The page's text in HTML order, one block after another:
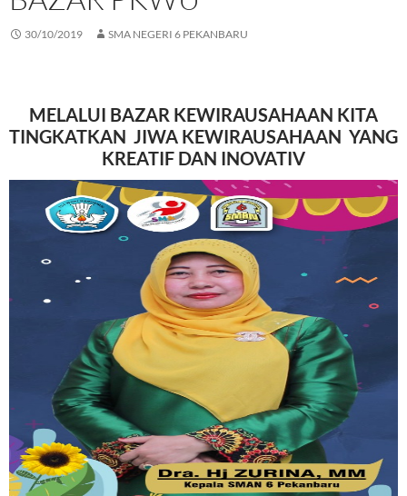
30/10/2019 SMA NEGERI 6 PEKANBARU
MELALUI BAZAR KEWIRAUSAHAAN KITA
TINGKATKAN JIWA KEWIRAUSAHAAN YANG
KREATIF DAN INOVATIV